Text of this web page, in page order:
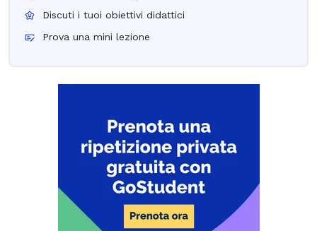
Discuti i tuoi obiettivi didattici
Prova una mini lezione